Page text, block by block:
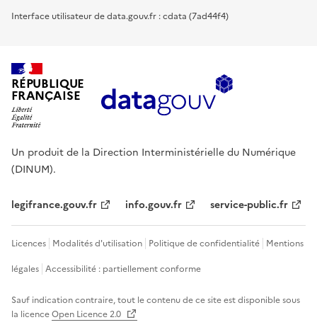
Interface utilisateur de data.gouv.fr : cdata (7ad44f4)
RÉPUBLIQUE
FRANÇAISE
Un produit de la Direction Interministérielle du Numérique
(DINUM).
legifrance.gouv.fr info.gouv.fr service-public.fr
Licences Modalités d'utilisation Politique de confidentialité Mentions
légales Accessibilité : partiellement conforme
Sauf indication contraire, tout le contenu de ce site est disponible sous
la licenceOpen Licence 2.0